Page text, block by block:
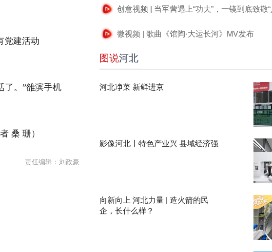
党建活动
。”雒滨手机
桑 珊）
责任编辑：刘政豪
创意视频 | 当军营遇上“功夫”，一镜到底致敬“
微视频 | 歌曲《馆陶·大运长河》MV发布
图说河北
河北净菜 新鲜进京
影像河北丨特色产业兴 县域经济强
向新向上 河北力量 | 造火箭的民
企，长什么样？